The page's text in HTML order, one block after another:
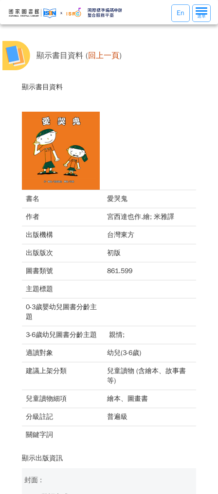
選
單
選單
En
顯示書目資料 (回上一頁)
顯示書目資料
書名 愛哭鬼
作者 宮西達也作.繪; 米雅譯
出版機構 台灣東方
出版版次 初版
圖書類號 861.599
主題標題
0-3歲嬰幼兒圖書分齡主
題
3-6歲幼兒圖書分齡主題 親情;
適讀對象 幼兒(3-6歲)
建議上架分類
兒童讀物 (含繪本、故事書
等)
兒童讀物細項 繪本、圖畫書
分級註記 普遍級
關鍵字詞
顯示出版資訊